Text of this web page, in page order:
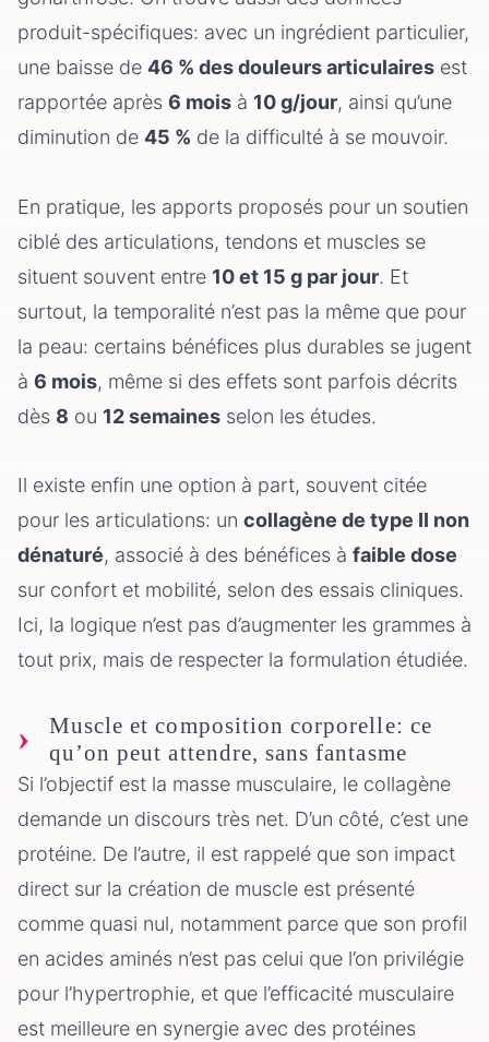
produit-spécifiques: avec un ingrédient particulier,
une baisse de 46 % des douleurs articulaires est
rapportée après 6 mois à 10 g/jour, ainsi qu’une
diminution de 45 % de la difficulté à se mouvoir.
En pratique, les apports proposés pour un soutien
ciblé des articulations, tendons et muscles se
situent souvent entre 10 et 15 g par jour. Et
surtout, la temporalité n’est pas la même que pour
la peau: certains bénéfices plus durables se jugent
à 6 mois, même si des effets sont parfois décrits
dès 8 ou 12 semaines selon les études.
Il existe enfin une option à part, souvent citée
pour les articulations: un collagène de type II non
dénaturé, associé à des bénéfices à faible dose
sur confort et mobilité, selon des essais cliniques.
Ici, la logique n’est pas d’augmenter les grammes à
tout prix, mais de respecter la formulation étudiée.
Muscle et composition corporelle: ce
qu’on peut attendre, sans fantasme
Si l’objectif est la masse musculaire, le collagène
demande un discours très net. D’un côté, c’est une
protéine. De l’autre, il est rappelé que son impact
direct sur la création de muscle est présenté
comme quasi nul, notamment parce que son profil
en acides aminés n’est pas celui que l’on privilégie
pour l’hypertrophie, et que l’efficacité musculaire
est meilleure en synergie avec des protéines